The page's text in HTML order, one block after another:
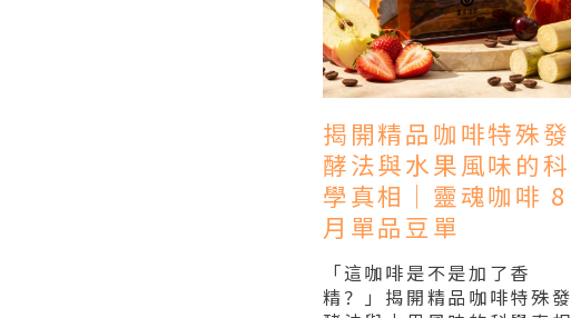
揭開精品咖啡特殊發
酵法與水果風味的科
學真相｜靈魂咖啡 8
月單品豆單
「這咖啡是不是加了香
精？」揭開精品咖啡特殊發